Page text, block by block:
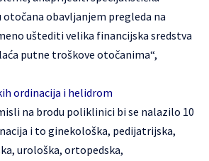
obavljanjem pregleda na
uštediti velika financijska sredstva
putne troškove otočanima“,
ordinacija i helidrom
na brodu poliklinici bi se nalazilo 10
i to ginekološka, pedijatrijska,
urološka, ortopedska,